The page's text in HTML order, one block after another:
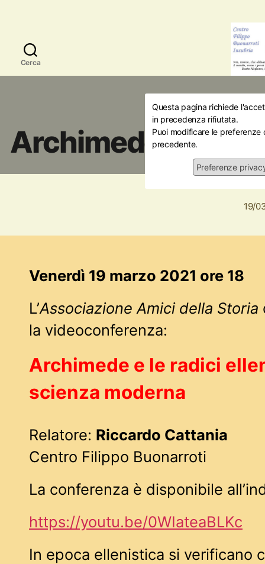
Cerca
Questa pagina richiede
in precedenza rifiutata.
Puoi modificare le
precedente.
Preferenze
Amici della Storia
Archimede e le
19/
Venerdì 19 marzo 2021 ore 18
L’Associazione Amici della Storia
la videoconferenza:
Archimede e le radici
scienza moderna
Relatore: Riccardo Cattania
Centro Filippo Buonarroti
La conferenza è disponibile
https://youtu.be/0WIateaBLKc
In epoca ellenistica si verificano